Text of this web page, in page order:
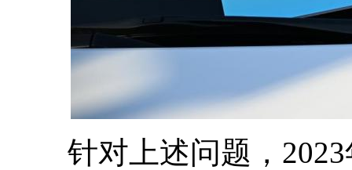
针对上述问题，2023